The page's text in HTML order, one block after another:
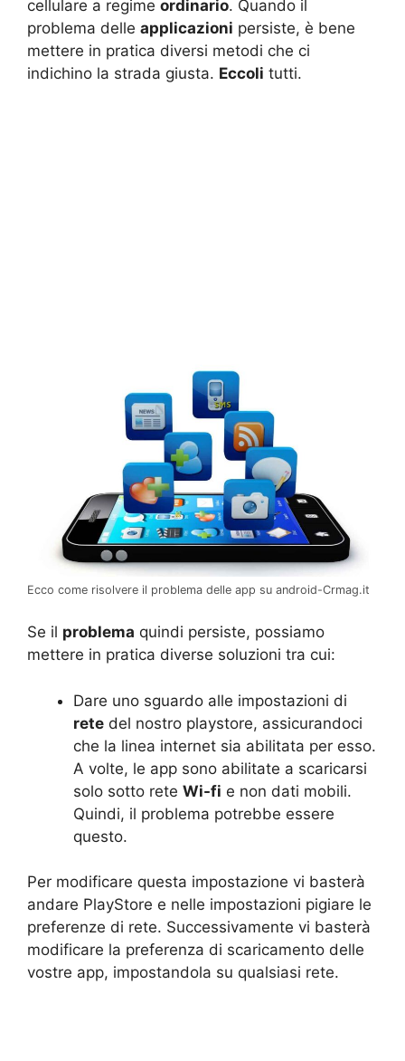
cellulare a regime ordinario. Quando il
problema delle applicazioni persiste, è bene
mettere in pratica diversi metodi che ci
indichino la strada giusta. Eccoli tutti.
Ecco come risolvere il problema delle app su android-Crmag.it
Se il problema quindi persiste, possiamo
mettere in pratica diverse soluzioni tra cui:
Dare uno sguardo alle impostazioni di
rete del nostro playstore, assicurandoci
che la linea internet sia abilitata per esso.
A volte, le app sono abilitate a scaricarsi
solo sotto rete Wi-fi e non dati mobili.
Quindi, il problema potrebbe essere
questo.
Per modificare questa impostazione vi basterà
andare PlayStore e nelle impostazioni pigiare le
preferenze di rete. Successivamente vi basterà
modificare la preferenza di scaricamento delle
vostre app, impostandola su qualsiasi rete.